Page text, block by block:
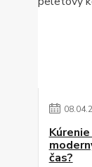
08.04.
čas?